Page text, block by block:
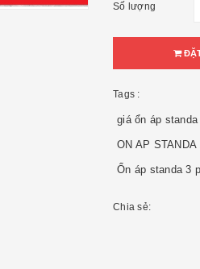
Số lượng
Tags :
giá ổn áp
ON AP
Ổn áp standa 3
Chia sẻ: